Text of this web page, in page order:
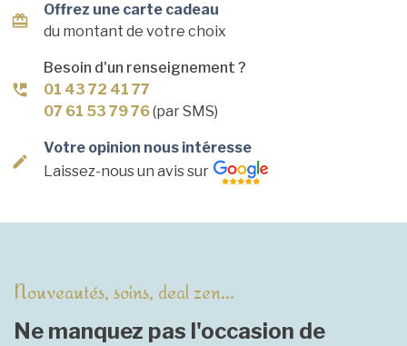
Offrez une carte cadeau
du montant de votre choix
Besoin d'un renseignement ?
01 43 72 41 77
07 61 53 79 76(par SMS)
Votre opinion nous intéresse
Laissez-nous un avis sur
Nouveautés, soins, deal zen...
Ne manquez pas l'occasion de